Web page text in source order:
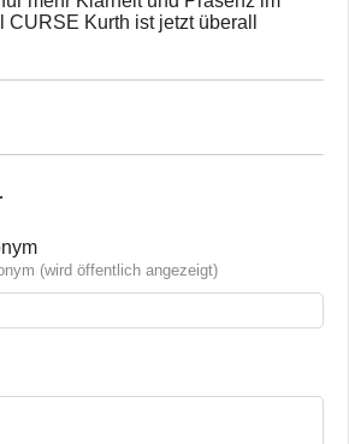
CURSE Kurth ist jetzt überall
(wird öffentlich angezeigt)